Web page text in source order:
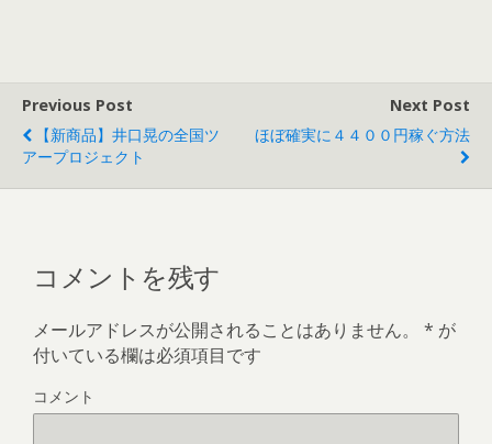
Previous Post
【新商品】井口晃の全国ツ
アープロジェクト
Next Post
ほぼ確実に４４００円稼ぐ方法
コメントを残す
メールアドレスが公開されることはありません。 * が
付いている欄は必須項目です
コメント